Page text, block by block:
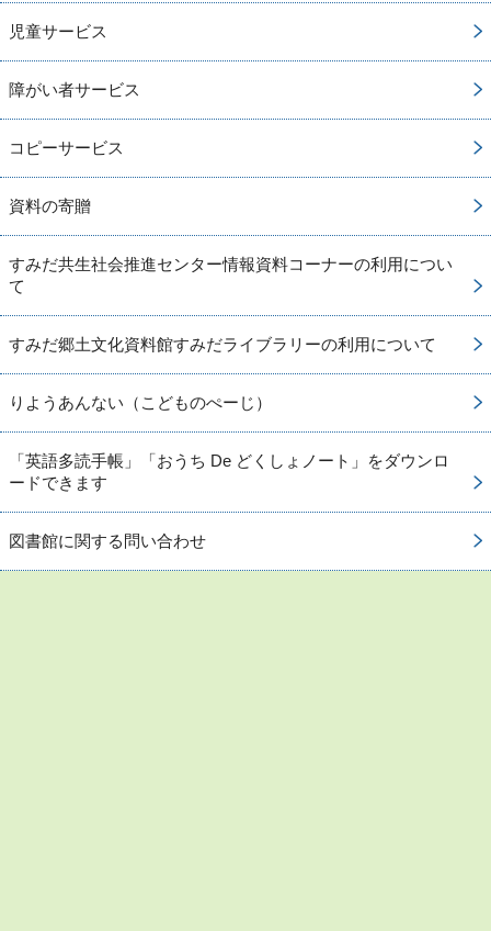
児童サービス
障がい者サービス
コピーサービス
資料の寄贈
すみだ共生社会推進センター情報資料コーナーの利用につい
て
すみだ郷土文化資料館すみだライブラリーの利用について
りようあんない（こどものぺーじ）
「英語多読手帳」「おうち De どくしょノート」をダウンロ
ードできます
図書館に関する問い合わせ